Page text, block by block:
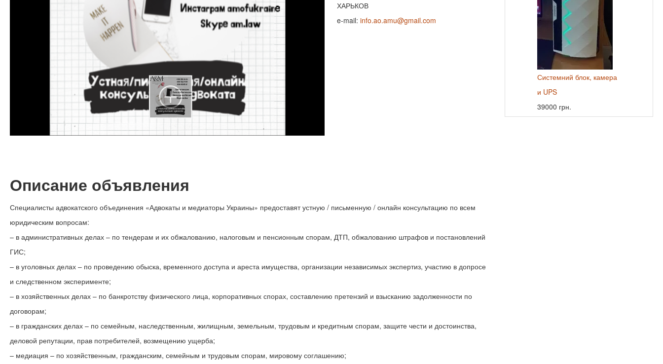
ХАРЬКОВ
e-mail: info.ao.amu@gmail.com
Описание объявления
Специалисты адвокатского объединения «Адвокаты и медиаторы Украины» предоставят устную / письменную / онлайн консультацию по всем
юридическим вопросам:
– в административных делах – по тендерам и их обжалованию, налоговым и пенсионным спорам, ДТП, обжалованию штрафов и постановлений
ГИС;
– в уголовных делах – по проведению обыска, временного доступа и ареста имущества, организации независимых экспертиз, участию в допросе
и следственном эксперименте;
– в хозяйственных делах – по банкротству физического лица, корпоративных спорах, составлению претензий и взысканию задолженности по
договорам;
– в гражданских делах – по семейным, наследственным, жилищным, земельным, трудовым и кредитным спорам, защите чести и достоинства,
деловой репутации, прав потребителей, возмещению ущерба;
– медиация – по хозяйственным, гражданским, семейным и трудовым спорам, мировому соглашению;
Системний блок, камера
и UPS
39000 грн.